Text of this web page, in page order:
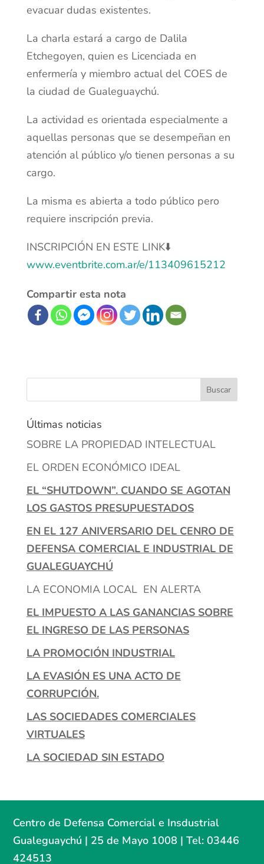
evacuar dudas existentes.
La charla estará a cargo de Dalila
Etchegoyen, quien es Licenciada en
enfermería y miembro actual del COES de
la ciudad de Gualeguaychú.
La actividad es orientada especialmente a
aquellas personas que se desempeñan en
atención al público y/o tienen personas a su
cargo.
La misma es abierta a todo público pero
requiere inscripción previa.
INSCRIPCIÓN EN ESTE LINK⬇️
www.eventbrite.com.ar/e/113409615212
Compartir esta nota
Últimas noticias
SOBRE LA PROPIEDAD INTELECTUAL
EL ORDEN ECONÓMICO IDEAL
EL “SHUTDOWN”. CUANDO SE AGOTAN
LOS GASTOS PRESUPUESTADOS
EN EL 127 ANIVERSARIO DEL CENRO DE
DEFENSA COMERCIAL E INDUSTRIAL DE
GUALEGUAYCHÚ
LA ECONOMIA LOCAL EN ALERTA
EL IMPUESTO A LAS GANANCIAS SOBRE
EL INGRESO DE LAS PERSONAS
LA PROMOCIÓN INDUSTRIAL
LA EVASIÓN ES UNA ACTO DE
CORRUPCIÓN.
LAS SOCIEDADES COMERCIALES
VIRTUALES
LA SOCIEDAD SIN ESTADO
Centro de Defensa Comercial e Insdustrial
Gualeguaychú | 25 de Mayo 1008 | Tel: 03446
424513